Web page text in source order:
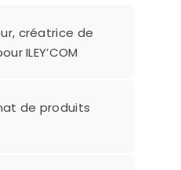
créatrice de
ILEY’COM
de produits